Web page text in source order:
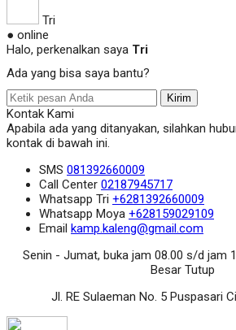
Tri
● online
Halo, perkenalkan saya Tri
Ada yang bisa saya bantu?
Kirim
Kontak Kami
Apabila ada yang ditanyakan, silahkan
kontak di bawah ini.
SMS 081392660009
Call Center 02187945717
Whatsapp Tri +6281392660009
Whatsapp Moya +628159029109
Email kamp.kaleng@gmail.com
Senin - Jumat, buka jam 08.00 s/d jam
Besar Tutup
Jl. RE Sulaeman No. 5 Puspasari